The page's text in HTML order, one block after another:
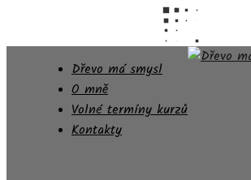
Dřevo má smysl
O mně
Volné termíny kurzů
Kontakty